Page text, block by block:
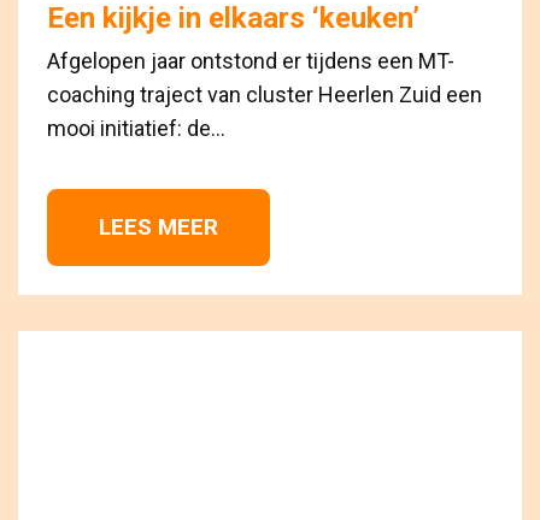
Een kijkje in elkaars ‘keuken’
Afgelopen jaar ontstond er tijdens een MT-
coaching traject van cluster Heerlen Zuid een
mooi initiatief: de...
LEES MEER